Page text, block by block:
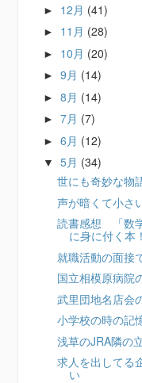
► 12月 (41)
► 11月 (28)
► 10月 (20)
►9月 (14)
►8月 (14)
►7月 (7)
►6月 (12)
▼5月 (34)
世にも奇妙な物
声が暗くて小さ
読書感想 「数
に身に付く本
就職活動の面接
国立相模原病院
武里団地名店会
小学校の時の記
浅草のJRA隣の
求人を出してる
い